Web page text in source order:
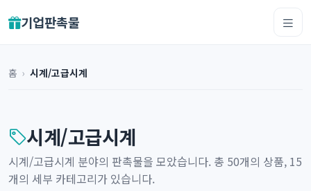
기업판촉물
홈 › 시계/고급시계
시계/고급시계
시계/고급시계 분야의 판촉물을 모았습니다. 총 50개의 상품, 15
개의 세부 카테고리가 있습니다.